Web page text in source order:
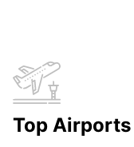
Top Airports